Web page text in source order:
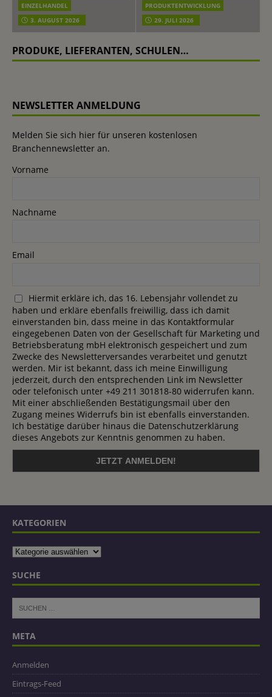
EINZELHANDEL
3. AUGUST 2026
PRODUKTENTWICKLUNG
29. JULI 2026
PRODUKE, LIEFERANTEN, SCHULEN…
NEWSLETTER ANMELDUNG
Melden Sie sich hier für unseren kostenlosen
Branchennewsletter an.
Vorname
Nachname
Email
Hiermit erkläre ich, das 16. Lebensjahr vollendet zu
haben und erkläre ebenfalls freiwillig, dass ich damit
einverstanden bin, dass meine in das Kontaktformular
eingegebenen Daten von der Gesellschaft für Marketing und
Betriebsberatung mbH elektronisch gespeichert und zum
Zwecke des Newsletterversandes verarbeitet und genutzt
werden. Mir ist bekannt, dass ich meine Einwilligung
jederzeit, durch den entsprechenden Link im Newsletter
oder telefonisch unter +49 211 301818-80 widerrufen kann.
Mit einer abschließenden Bestätigungsmail über den
Zugang meines Widerrufs bin ist ebenfalls einverstanden.
Ich bestätige darüber hinaus die Datenschutzerklärung
dieses Angebots zur Kenntnis genommen zu haben.
KATEGORIEN
SUCHE
META
Anmelden
Eintrags-Feed